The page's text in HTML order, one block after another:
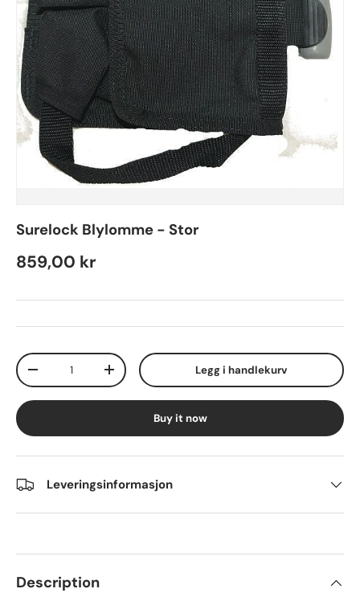
Surelock Blylomme - Stor
Regular price
859,00 kr
Qty
Decrease quantityIncrease quantityLegg i handlekurv
Buy it now
Leveringsinformasjon
Description